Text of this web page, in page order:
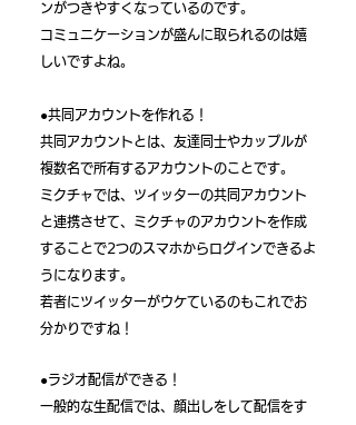
ンがつきやすくなっているのです。
​コミュニケーションが盛んに取られるのは嬉
しいですよね。
●共同アカウントを作れる！
共同アカウントとは、友達同士やカップルが
複数名で所有するアカウントのことです。
ミクチャでは、ツイッターの共同アカウント
と連携させて、ミクチャのアカウントを作成
することで2つのスマホからログインできるよ
うになります。
​若者にツイッターがウケているのもこれでお
分かりですね！
●ラジオ配信ができる！
一般的な生配信では、顔出しをして配信をす